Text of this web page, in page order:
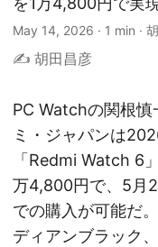
May 14, 2026 · 1 min ·
✍️ 胡田昌彦
PC Watchの関根慎
ミ・ジャパンは
「Redmi Watch 6
万4,800円で、5月
での購入が可能だ
ディアンブラック